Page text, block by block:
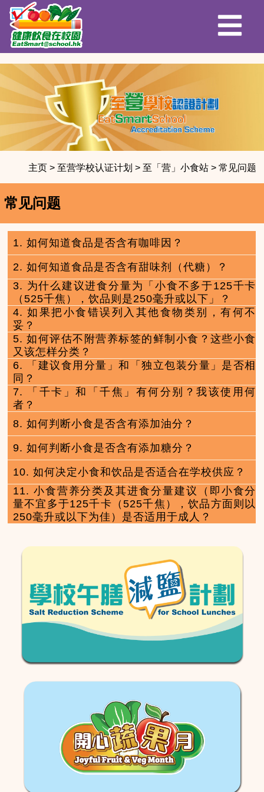
主页> 至营学校认证计划 > 至「营」小食站> 常见问题
常见问题
1. 如何知道食品是否含有咖啡因？
2. 如何知道食品是否含有甜味剂（代糖）？
3. 为什么建议进食分量为「小食不多于125千卡
（525千焦），饮品则是250毫升或以下」？
4. 如果把小食错误列入其他食物类别，有何不
妥？
5. 如何评估不附营养标签的鲜制小食？这些小食
又该怎样分类？
6. 「建议食用分量」和「独立包装分量」是否相
同？
7. 「千卡」和「千焦」有何分别？我该使用何
者？
8. 如何判断小食是否含有添加油分？
9. 如何判断小食是否含有添加糖分？
10. 如何决定小食和饮品是否适合在学校供应？
11. 小食营养分类及其进食分量建议（即小食分
量不宜多于125千卡（525千焦），饮品方面则以
250毫升或以下为佳）是否适用于成人？